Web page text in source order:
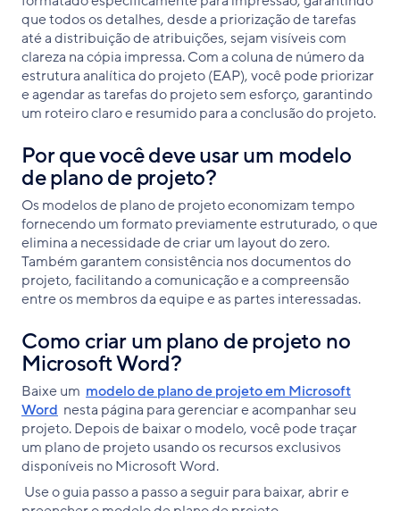
que todos os detalhes, desde a priorização de tarefas
até a distribuição de atribuições, sejam visíveis com
clareza na cópia impressa. Com a coluna de número da
estrutura analítica do projeto (EAP), você pode priorizar
e agendar as tarefas do projeto sem esforço, garantindo
um roteiro claro e resumido para a conclusão do projeto.
Por que você deve usar um modelo
de plano de projeto?
Os modelos de plano de projeto economizam tempo
fornecendo um formato previamente estruturado, o que
elimina a necessidade de criar um layout do zero.
Também garantem consistência nos documentos do
projeto, facilitando a comunicação e a compreensão
entre os membros da equipe e as partes interessadas.
Como criar um plano de projeto no
Microsoft Word?
Baixe um modelo de plano de projeto em Microsoft
Word nesta página para gerenciar e acompanhar seu
projeto. Depois de baixar o modelo, você pode traçar
um plano de projeto usando os recursos exclusivos
disponíveis no Microsoft Word.
Use o guia passo a passo a seguir para baixar, abrir e